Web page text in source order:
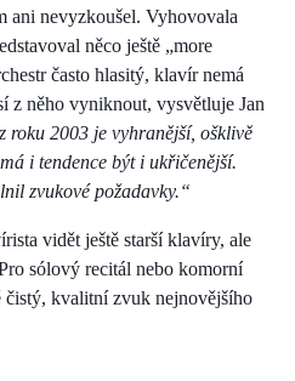
ani nevyzkoušel. Vyhovovala
něco ještě „more
často hlasitý, klavír nemá
z něho vyniknout, vysvětluje Jan
z roku 2003 je vyhranější, ošklivě
i tendence být i ukřičenější.
zvukové požadavky.“
vidět ještě starší klavíry, ale
sólový recitál nebo komorní
čistý, kvalitní zvuk nejnovějšího